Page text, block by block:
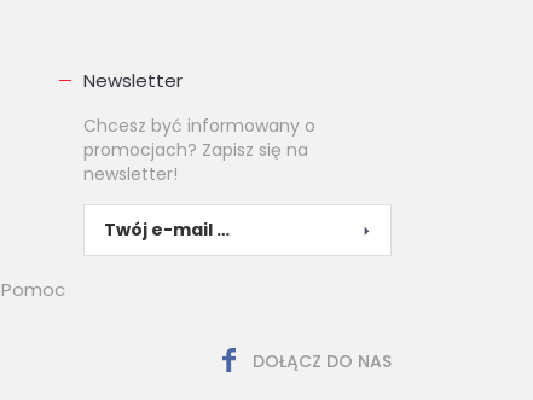
Newsletter
Chcesz być informowany o
promocjach? Zapisz się na
newsletter!
Pomoc
DOŁĄCZ DO NAS